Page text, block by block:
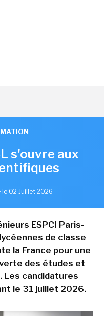
s'ouvre aux
le 02 Juillet 2026
ESPCI Paris-
de classe
la France pour une
des études et
Les candidatures
le 31 juillet 2026.